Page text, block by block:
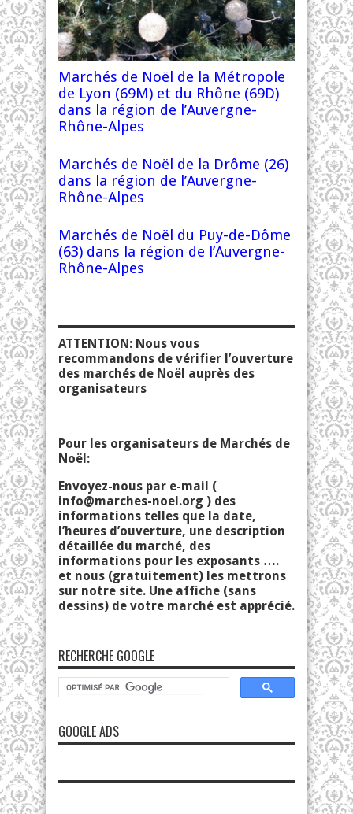
Marchés de Noël de la Métropole
de Lyon (69M) et du Rhône (69D)
dans la région de l’Auvergne-
Rhône-Alpes
Marchés de Noël de la Drôme (26)
dans la région de l’Auvergne-
Rhône-Alpes
Marchés de Noël du Puy-de-Dôme
(63) dans la région de l’Auvergne-
Rhône-Alpes
ATTENTION: Nous vous
recommandons de vérifier l’ouverture
des marchés de Noël auprès des
organisateurs
Pour les organisateurs de Marchés de
Noël:
Envoyez-nous par e-mail (
info@marches-noel.org ) des
informations telles que la date,
l’heures d’ouverture, une description
détaillée du marché, des
informations pour les exposants ….
et nous (gratuitement) les mettrons
sur notre site. Une affiche (sans
dessins) de votre marché est apprécié.
RECHERCHE GOOGLE
GOOGLE ADS